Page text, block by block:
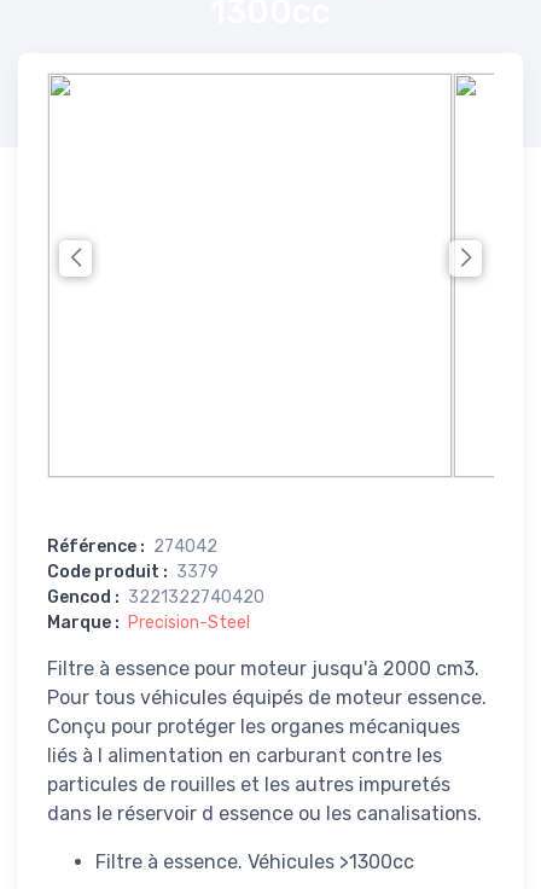
Référence : 274042
Code produit : 3379
Gencod : 3221322740420
Marque : Precision-Steel
Filtre à essence pour moteur jusqu'à 2000 cm3.
Pour tous véhicules équipés de moteur essence.
Conçu pour protéger les organes mécaniques
liés à l alimentation en carburant contre les
particules de rouilles et les autres impuretés
dans le réservoir d essence ou les canalisations.
Filtre à essence. Véhicules >1300cc